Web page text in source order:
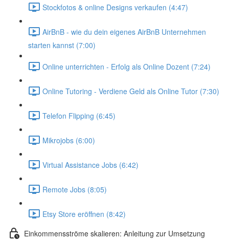
Stockfotos & online Designs verkaufen (4:47)
AirBnB - wie du dein eigenes AirBnB Unternehmen
starten kannst (7:00)
Online unterrichten - Erfolg als Online Dozent (7:24)
Online Tutoring - Verdiene Geld als Online Tutor (7:30)
Telefon Flipping (6:45)
Mikrojobs (6:00)
Virtual Assistance Jobs (6:42)
Remote Jobs (8:05)
Etsy Store eröffnen (8:42)
Einkommensströme skalieren: Anleitung zur Umsetzung